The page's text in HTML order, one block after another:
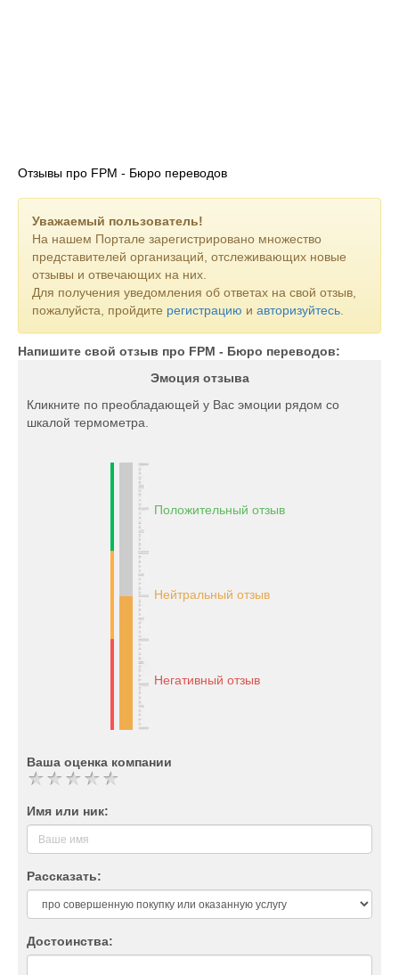
Отзывы про FPM - Бюро переводов
Уважаемый пользователь!
На нашем Портале зарегистрировано множество
представителей организаций, отслеживающих новые
отзывы и отвечающих на них.
Для получения уведомления об ответах на свой отзыв,
пожалуйста, пройдите регистрацию и авторизуйтесь
Напишите свой отзыв про FPM - Бюро переводов:
Эмоция отзыва
Кликните по преобладающей у Вас эмоции рядом со
шкалой термометра.
Положительный отзыв
Нейтральный отзыв
Негативный отзыв
Ваша оценка компании
Имя или ник:
Рассказать:
Достоинства: